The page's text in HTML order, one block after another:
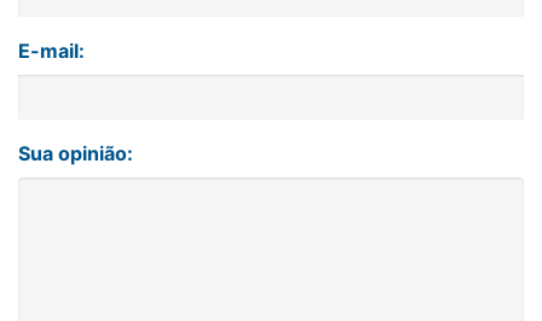
E-mail:
Sua opinião: